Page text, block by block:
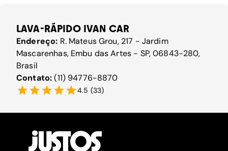
LAVA-RÁPIDO IVAN CAR
Endereço: R. Mateus Grou, 217 - Jardim
Mascarenhas, Embu das Artes - SP, 06843-280,
Brasil
Contato:(11) 94776-8870
4.5 (33)